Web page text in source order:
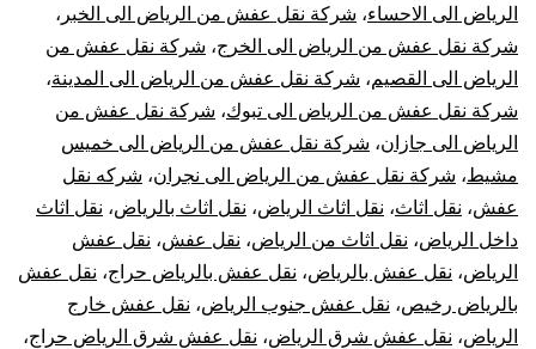
ضمان
افضل
شركات
نقل
الأثاث
في
الرياض الى الاحساء، شركة نقل عفش من الرياض الى الخبر ،
شركة نقل عفش من الرياض الى الخرج، شركة نقل عفش من
الرياض الى القصيم، شركة نقل عفش من الرياض الى المدينة،
شركة نقل عفش من الرياض الى تبوك، شركة نقل عفش من
الرياض الى جازان، شركة نقل عفش من الرياض الى خميس
مشيط، شركة نقل عفش من الرياض الى نجران، شركه نقل
عفش، نقل اثاث، نقل اثاث الرياض، نقل اثاث بالرياض، نقل اثاث
داخل الرياض، نقل اثاث من الرياض، نقل عفش، نقل عفش
الرياض، نقل عفش بالرياض، نقل عفش بالرياض حراج، نقل عفش
بالرياض رخيص، نقل عفش جنوب الرياض، نقل عفش خارج
الرياض، نقل عفش شرق الرياض، نقل عفش شرق الرياض حراج،